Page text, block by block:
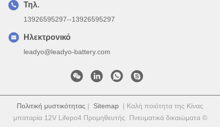
Τηλ.
13926595297--13926595297
Ηλεκτρονικό
leadyo@leadyo-battery.com
Πολιτική μυστικότητας | Sitemap | Καλή ποιότητα της Κίνας
μπαταρία 12V Lifepo4 Προμηθευτής. Πνευματικά δικαιώματα ©